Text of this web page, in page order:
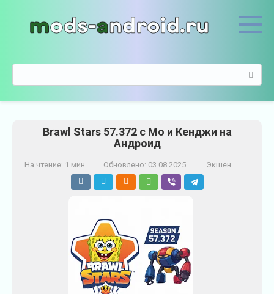
о
Brawl Stars 57.372 с Мо и Кенджи на
Андроид
На чтение: 1 мин Обновлено: 03.08.2025 Экшен